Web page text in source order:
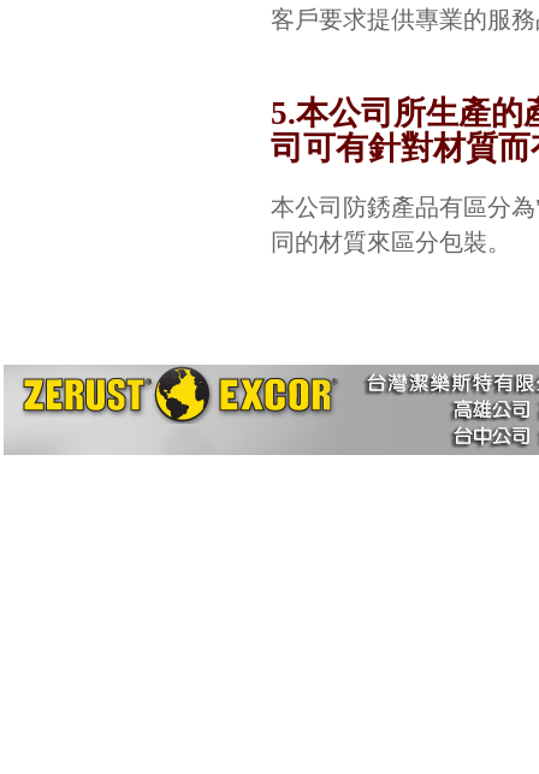
客戶要求提供專業的服
5.本公司所生產
司可有針對材質
本公司防銹產品有區分
同的材質來區分包裝。